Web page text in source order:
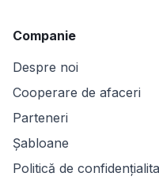
Companie
Despre noi
Cooperare de afaceri
Parteneri
Șabloane
Politică de